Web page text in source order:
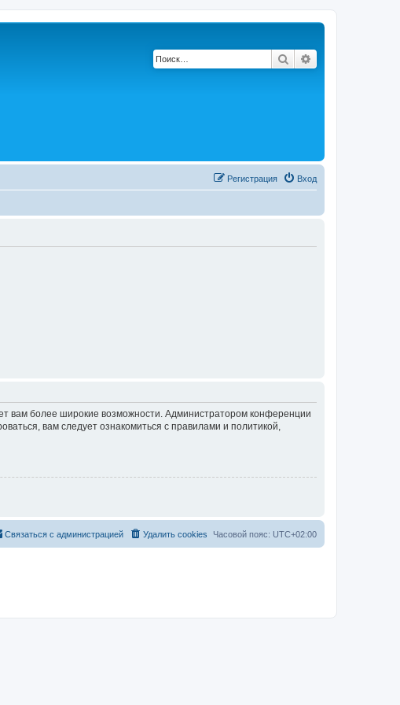
Поиск
Вход
Регистрация
вам более широкие возможности. Администратором конференции
вам следует ознакомиться с правилами и политикой,
Часовой пояс: UTC+02:00
Удалить cookies
Связаться с администрацией